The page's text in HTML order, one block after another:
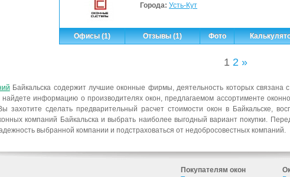
Города: Усть-Кут
Офисы (1) Отзывы (1) Фото
1 2 »
Байкальска содержит лучшие оконные фирмы, деятельность которых связана
найдете информацию о производителях окон, предлагаемом ассортименте
захотите сделать предварительный расчет стоимости окон в Байкальске,
компаний Байкальска и выбрать наиболее выгодный вариант покупки.
выбранной компании и подстраховаться от недобросовестных компаний.
Покупателям окон